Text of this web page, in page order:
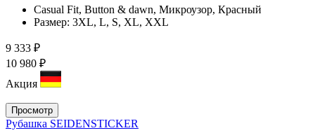
Casual Fit, Button & dawn, Микроузор, Красный
Размер: 3XL, L, S, XL, XXL
9 333 ₽
10 980 ₽
Акция
Просмотр
Рубашка SEIDENSTICKER